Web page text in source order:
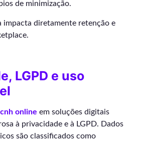
de minimização.
impacta diretamente retenção e
LGPD e uso
online em soluções digitais
à privacidade e à LGPD. Dados
são classificados como